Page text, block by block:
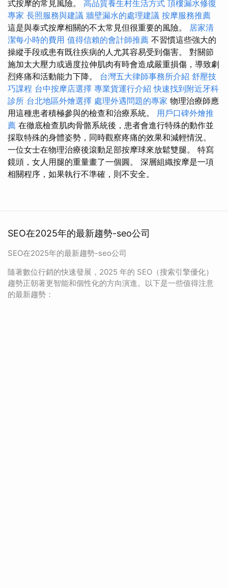
式按摩的常見風險。 高品質養生村生活方式 頂樓漏水修復
專家 長照服務與建議 牆壁漏水的處理建議 按摩服務推薦
這是與泰式按摩相關的不太常見但很重要的風險。 居家清
潔每小時的費用 值得信賴的會計師推薦 不習慣這些強大的
操縱手段或患有既往疾病的人尤其容易受到傷害。 對關節
施加太大壓力或過度拉伸肌肉有時會造成嚴重損傷，導致劇
烈疼痛和活動能力下降。 台灣五大律師事務所介紹 舒壓技
巧課程 台中按摩店選擇 專業貨運行介紹 快速找到附近牙科
診所 台北地區外燴選擇 處理外遇問題的專家 物理治療師應
用這種患者積極參與的檢查和治療系統。 用戶口碑外燴推
薦 在徹底檢查肌肉骨骼系統後，患者會進行特殊的動作並
採取特殊的身體姿勢，同時觀察疼痛的效果和減輕情況。
一位女士在物理治療後滾動足部按摩球來放鬆雙腿。 特寫
鏡頭，女人用腿的重量畫了一個圓。 深層組織按摩是一項
相關程序，如果執行不準確，則不安全。
SEO在2025年的最新趨勢-seo公司
SEO在2025年的最新趨勢-seo公司
隨著數位行銷的快速發展，2025 年的 SEO（搜索引擎優化）
趨勢正朝著更智能和個性化的方向演進。以下是一些值得注意
的最新趨勢：